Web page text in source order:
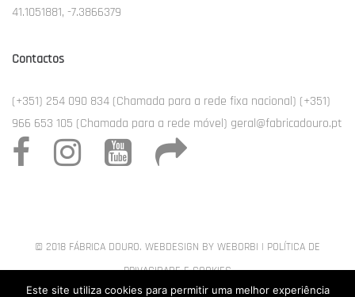
41.1051881, -7.3866379
Contactos
(+351) 254 090 834 (Chamada para a rede fixa nacional) (+351)
966 653 105 (Chamada para a rede móvel) geral@fabricadouro.pt
© 2018 FÁBRICA DOURO. WEBDESIGN BY WEBORBI | POLÍTICA DE
PRIVACIDADE E COOKIES
Este site utiliza cookies para permitir uma melhor experiência